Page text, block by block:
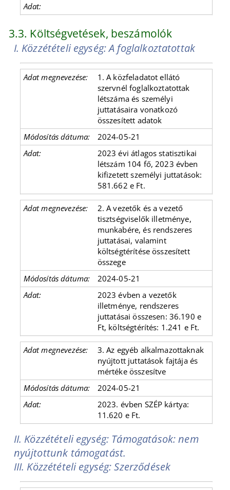
3.3. Költségvetések, beszámolók
I. Közzétételi egység: A foglalkoztatottak
1. A közfeladatot ellátó
szervnél foglalkoztatottak
létszáma és személyi
juttatásaira vonatkozó
összesített adatok
2024-05-21
2023 évi átlagos statisztikai
létszám 104 fő, 2023 évben
kifizetett személyi juttatások:
581.662 e Ft.
2. A vezetők és a vezető
tisztségviselők illetménye,
munkabére, és rendszeres
juttatásai, valamint
költségtérítése összesített
összege
2024-05-21
2023 évben a vezetők
illetménye, rendszeres
juttatásai összesen: 36.190 e
Ft, költségtérítés: 1.241 e Ft.
3. Az egyéb alkalmazottaknak
nyújtott juttatások fajtája és
mértéke összesítve
2024-05-21
2023. évben SZÉP kártya:
11.620 e Ft.
II. Közzétételi egység: Támogatások: nem
nyújtottunk támogatást.
III. Közzétételi egység: Szerződések